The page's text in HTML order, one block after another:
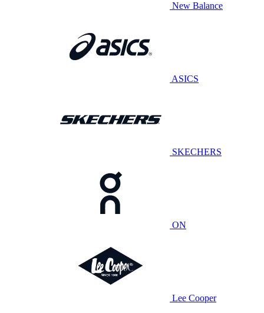
New Balance
ASICS
SKECHERS
ON
Lee Cooper